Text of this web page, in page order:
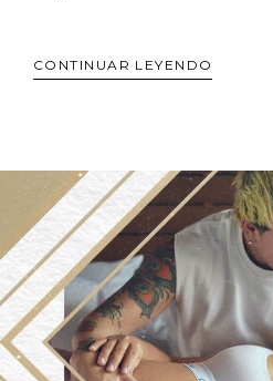
CONTINUAR LEYENDO